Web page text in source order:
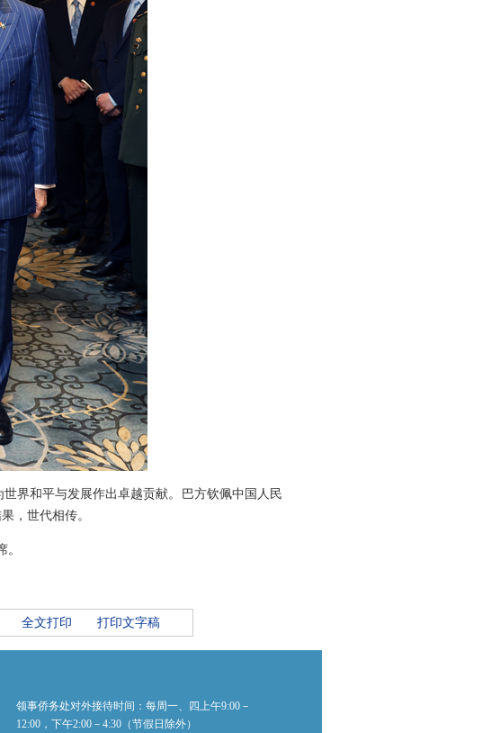
界和平与发展作出卓越贡献。巴方钦佩中国人民
，世代相传。
全文打印 打印文字稿
领事侨务处对外接待时间：每周一、四上午9:00－
12:00，下午2:00－4:30（节假日除外）